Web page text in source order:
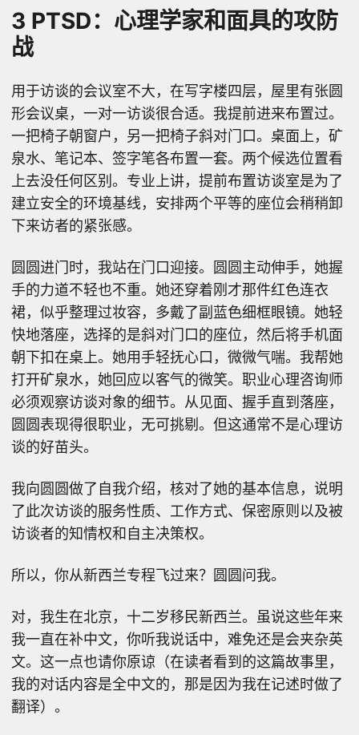
3 PTSD：心理学家和面具的攻防
战
用于访谈的会议室不大，在写字楼四层，屋里有张圆
形会议桌，一对一访谈很合适。我提前进来布置过。
一把椅子朝窗户，另一把椅子斜对门口。桌面上，矿
泉水、笔记本、签字笔各布置一套。两个候选位置看
上去没任何区别。专业上讲，提前布置访谈室是为了
建立安全的环境基线，安排两个平等的座位会稍稍卸
下来访者的紧张感。
圆圆进门时，我站在门口迎接。圆圆主动伸手，她握
手的力道不轻也不重。她还穿着刚才那件红色连衣
裙，似乎整理过妆容，多戴了副蓝色细框眼镜。她轻
快地落座，选择的是斜对门口的座位，然后将手机面
朝下扣在桌上。她用手轻抚心口，微微气喘。我帮她
打开矿泉水，她回应以客气的微笑。职业心理咨询师
必须观察访谈对象的细节。从见面、握手直到落座，
圆圆表现得很职业，无可挑剔。但这通常不是心理访
谈的好苗头。
我向圆圆做了自我介绍，核对了她的基本信息，说明
了此次访谈的服务性质、工作方式、保密原则以及被
访谈者的知情权和自主决策权。
所以，你从新西兰专程飞过来？圆圆问我。
对，我生在北京，十二岁移民新西兰。虽说这些年来
我一直在补中文，你听我说话中，难免还是会夹杂英
文。这一点也请你原谅（在读者看到的这篇故事里，
我的对话内容是全中文的，那是因为我在记述时做了
翻译）。